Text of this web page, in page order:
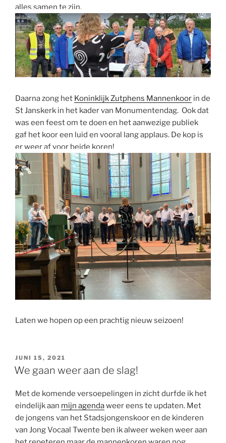
alles samen te zijn.
Daarna zong het Koninklijk Zutphens Mannenkoor in de
St Janskerk in het kader van Monumentendag. Ook dat
was een feest om te doen en het aanwezige publiek
gaf het koor een luid en vooral lang applaus. De kop is
er weer af voor beide koren!
Laten we hopen op een prachtig nieuw seizoen!
GEPLAATST
OP
JUNI 15, 2021
We gaan weer aan de slag!
Met de komende versoepelingen in zicht durfde ik het
eindelijk aan mijn agendaweer eens te updaten. Met
de jongens van het Stadsjongenskoor en de kinderen
van Jong Vocaal Twente ben ik alweer weken weer aan